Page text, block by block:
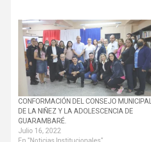
CONFORMACIÓN DEL CONSEJO MUNICIPAL
DE LA NIÑEZ Y LA ADOLESCENCIA DE
GUARAMBARÉ.
Julio 16, 2022